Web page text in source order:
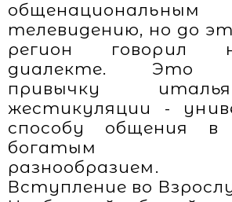
общенациональным
телевидению, но до
регион говорил
диалекте. Это
привычку
жестикуляции -
способу общения
богатым
разнообразием.
Вступление во